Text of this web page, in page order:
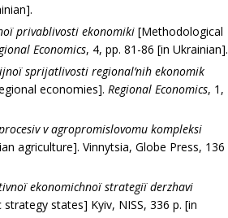
privablivostі ekonomіki [Methodological
Economics, 4, рр. 81-86 [in Ukrainian].
sprijatlivostі regіonal’nih ekonomіk
economies]. Regional Economics, 1,
v agropromislovomu kompleksі
agriculture]. Vinnytsia, Globe Press, 136
ekonomіchnoї strategії derzhavi
states] Kyiv, NISS, 336 p. [in